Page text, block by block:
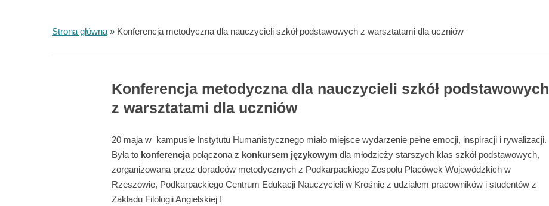
Strona główna » Konferencja metodyczna dla nauczycieli szkół podstawowych z warsztatami dla uczniów
Konferencja metodyczna dla nauczycieli szkół podstawowych
z warsztatami dla uczniów
20 maja w kampusie Instytutu Humanistycznego miało miejsce wydarzenie pełne emocji, inspiracji i rywalizacji.
Była to konferencjapołączona z konkursem językowym dla młodzieży starszych klas szkół podstawowych,
zorganizowana przez doradców metodycznych z Podkarpackiego Zespołu Placówek Wojewódzkich w
Rzeszowie, Podkarpackiego Centrum Edukacji Nauczycieli w Krośnie z udziałem pracowników i studentów z
Zakładu Filologii Angielskiej !